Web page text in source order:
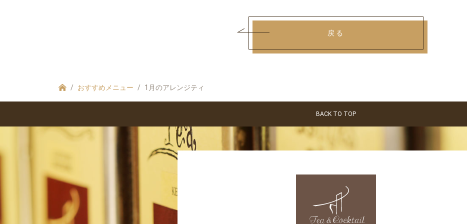
戻る
おすすめメニュー 1月のアレンジティ
BACK TO TOP